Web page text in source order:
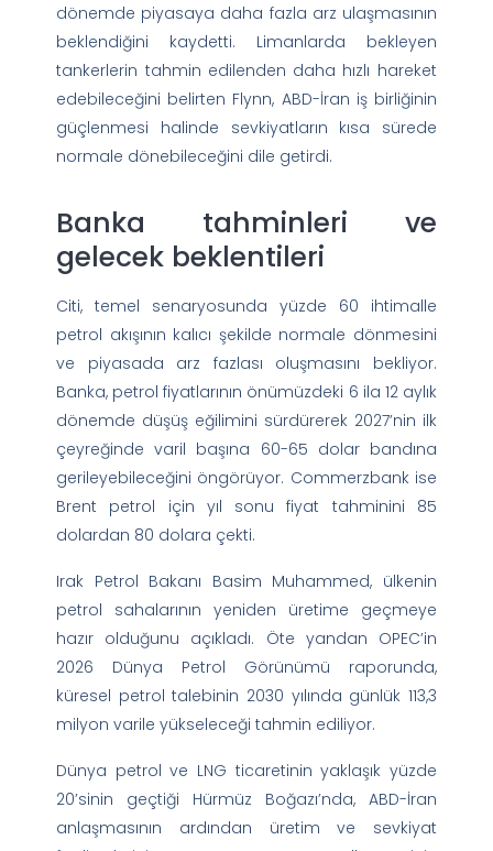
dönemde piyasaya daha fazla arz ulaşmasının
beklendiğini kaydetti. Limanlarda bekleyen
tankerlerin tahmin edilenden daha hızlı hareket
edebileceğini belirten Flynn, ABD-İran iş birliğinin
güçlenmesi halinde sevkiyatların kısa sürede
normale dönebileceğini dile getirdi.
Banka tahminleri ve
gelecek beklentileri
Citi, temel senaryosunda yüzde 60 ihtimalle
petrol akışının kalıcı şekilde normale dönmesini
ve piyasada arz fazlası oluşmasını bekliyor.
Banka, petrol fiyatlarının önümüzdeki 6 ila 12 aylık
dönemde düşüş eğilimini sürdürerek 2027’nin ilk
çeyreğinde varil başına 60-65 dolar bandına
gerileyebileceğini öngörüyor. Commerzbank ise
Brent petrol için yıl sonu fiyat tahminini 85
dolardan 80 dolara çekti.
Irak Petrol Bakanı Basim Muhammed, ülkenin
petrol sahalarının yeniden üretime geçmeye
hazır olduğunu açıkladı. Öte yandan OPEC’in
2026 Dünya Petrol Görünümü raporunda,
küresel petrol talebinin 2030 yılında günlük 113,3
milyon varile yükseleceği tahmin ediliyor.
Dünya petrol ve LNG ticaretinin yaklaşık yüzde
20’sinin geçtiği Hürmüz Boğazı’nda, ABD-İran
anlaşmasının ardından üretim ve sevkiyat